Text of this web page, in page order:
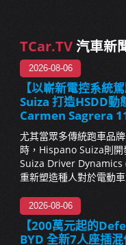
TCar.TV汽車新
2026-08-06
【以嶄新電控系統
Suiza 打造HSDD動
Carmen Sagrera
尤其當眾多傳統跑車品
時，Hispano Suiza則
Suiza Driver Dynamics
重新塑造種人對於電動
2026-08-06
【200萬元起的
BYD 全新7人座插混